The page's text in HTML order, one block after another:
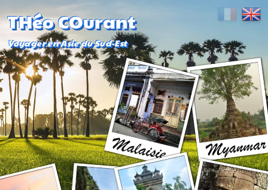
THéo COurant
Voyager en Asie du Sud-Est